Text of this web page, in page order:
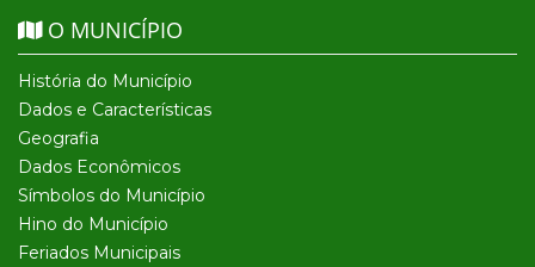
O MUNICÍPIO
História do Município
Dados e Características
Geografia
Dados Econômicos
Símbolos do Município
Hino do Município
Feriados Municipais